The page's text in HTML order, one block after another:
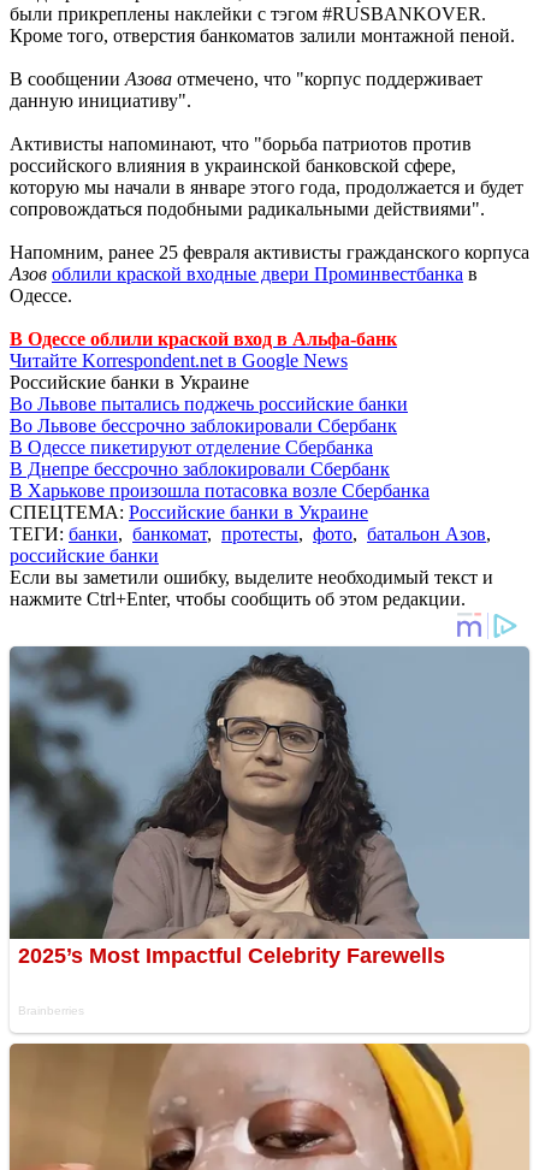
были прикреплены наклейки с тэгом #RUSBANKOVER.
Кроме того, отверстия банкоматов залили монтажной пеной.
В сообщении Азова отмечено, что "корпус поддерживает
данную инициативу".
Активисты напоминают, что "борьба патриотов против
российского влияния в украинской банковской сфере,
которую мы начали в январе этого года, продолжается и будет
сопровождаться подобными радикальными действиями".
Напомним, ранее 25 февраля активисты гражданского корпуса
Азов облили краской входные двери Проминвестбанка в
Одессе.
В Одессе облили краской вход в Альфа-банк
Читайте Korrespondent.net в Google News
Российские банки в Украине
Во Львове пытались поджечь российские банки
Во Львове бессрочно заблокировали Сбербанк
В Одессе пикетируют отделение Сбербанка
В Днепре бессрочно заблокировали Сбербанк
В Харькове произошла потасовка возле Сбербанка
СПЕЦТЕМА: Российские банки в Украине
ТЕГИ: банки, банкомат, протесты, фото, батальон Азов,
российские банки
Если вы заметили ошибку, выделите необходимый текст и
нажмите Ctrl+Enter, чтобы сообщить об этом редакции.